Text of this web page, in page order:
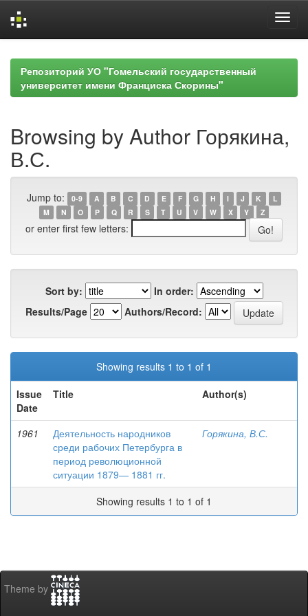
navigationРепозиторий УО "Гомельский государственный
университет имени Франциска Скорины"
Browsing by Author Горякина,
В.С.
Jump to: 0-9 A B C D E F G H I J K
L
M
N O P Q R S T U V W X Y Z
or enter first few letters:
Sort by:
In order:
Results/Page
Authors/Record:
Showing results 1 to 1 of 1
Issue
Date
Title Author(s)
1961
Деятельность народников
среди рабочих Петербурга в
период революционной
ситуации 1879— 1881 гг.
Горякина, В.С.
Showing results 1 to 1 of 1
Theme by